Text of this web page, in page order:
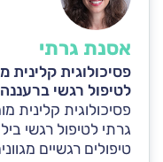
אסנת גרתי
פסיכולוגית
לטיפול רגשי ברעננה
פסיכולוגית קלינית
גרתי לטיפול רגשי
טיפולים רגשיים